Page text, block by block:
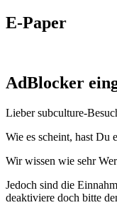
E-Paper
AdBlocker
Lieber subculture-
Wie es scheint, hast Du
Wir wissen wie sehr
Jedoch sind die
deaktiviere doch bitte